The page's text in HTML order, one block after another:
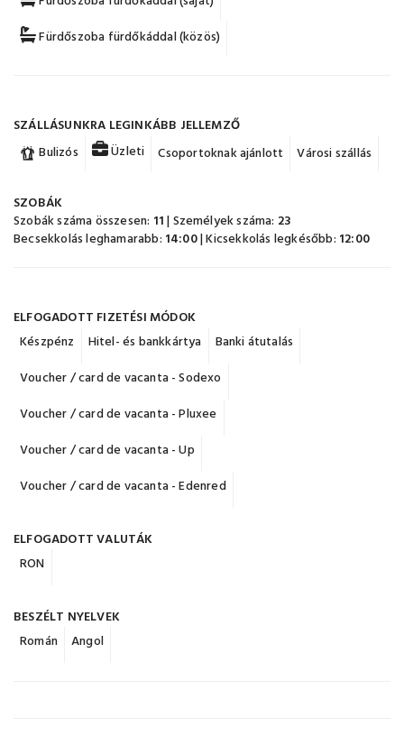
Fürdőszoba fürdőkáddal (közös)
SZÁLLÁSUNKRA LEGINKÁBB JELLEMZŐ
Bulizós
Üzleti Csoportoknak ajánlott Városi szállás
SZOBÁK
Szobák száma összesen: 11| Személyek száma: 23
Becsekkolás leghamarabb: 14:00| Kicsekkolás legkésőbb: 12:00
ELFOGADOTT FIZETÉSI MÓDOK
Készpénz
Hitel- és bankkártya
Banki átutalás
Voucher / card de vacanta - Sodexo
Voucher / card de vacanta - Pluxee
Voucher / card de vacanta - Up
Voucher / card de vacanta - Edenred
ELFOGADOTT VALUTÁK
RON
BESZÉLT NYELVEK
Román
Angol